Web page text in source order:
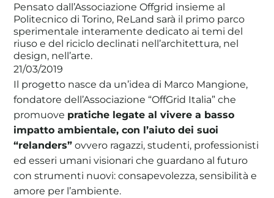
Area Soci|Aderisci a WeForGreen
Pensato dall’Associazione Offgrid insieme al
Politecnico di Torino, ReLand sarà il primo parco
sperimentale interamente dedicato ai temi del
riuso e del riciclo declinati nell’architettura, nel
design, nell’arte.
21/03/2019
Il progetto nasce da un’idea di Marco Mangione,
fondatore dell’Associazione “OffGrid Italia” che
promuove pratiche legate al vivere a basso
impatto ambientale, con l’aiuto dei suoi
“relanders” ovvero ragazzi, studenti, professionisti
ed esseri umani visionari che guardano al futuro
con strumenti nuovi: consapevolezza, sensibilità e
amore per l’ambiente.